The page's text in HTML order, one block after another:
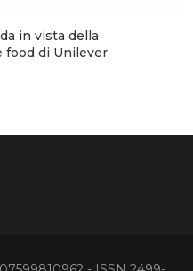
in vista della
food di Unilever